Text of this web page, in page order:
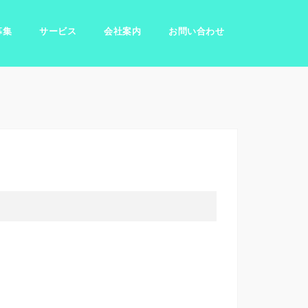
集 サービス 会社案内 お問い合わせ